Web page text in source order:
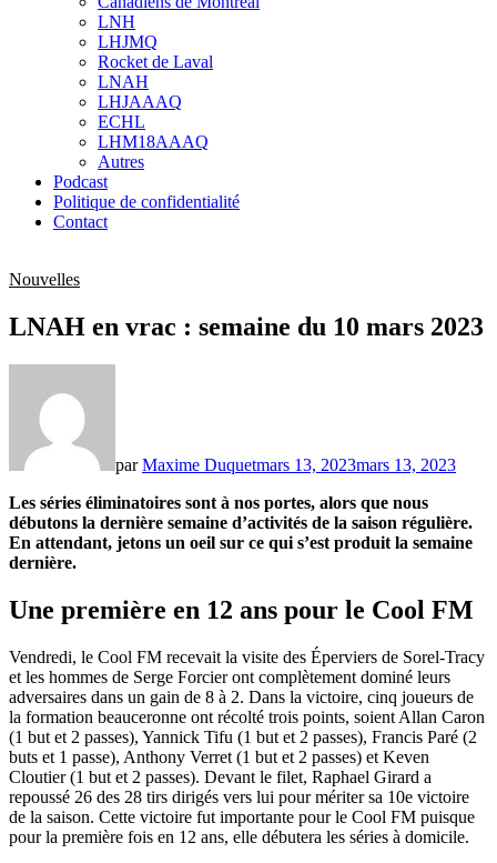
sub
menu
LNH
LHJMQ
Rocket de Laval
LNAH
LHJAAAQ
ECHL
LHM18AAAQ
Autres
Podcast
Politique de confidentialité
Contact
Nouvelles
LNAH en vrac : semaine du 10 mars 2023
parMaxime Duquetmars 13, 2023mars 13, 2023
Les séries éliminatoires sont à nos portes, alors que nous
débutons la dernière semaine d’activités de la saison régulière.
En attendant, jetons un oeil sur ce qui s’est produit la semaine
dernière.
Une première en 12 ans pour le Cool FM
Vendredi, le Cool FM recevait la visite des Éperviers de Sorel-Tracy
et les hommes de Serge Forcier ont complètement dominé leurs
adversaires dans un gain de 8 à 2. Dans la victoire, cinq joueurs de
la formation beauceronne ont récolté trois points, soient Allan Caron
(1 but et 2 passes), Yannick Tifu (1 but et 2 passes), Francis Paré (2
buts et 1 passe), Anthony Verret (1 but et 2 passes) et Keven
Cloutier (1 but et 2 passes). Devant le filet, Raphael Girard a
repoussé 26 des 28 tirs dirigés vers lui pour mériter sa 10e victoire
de la saison. Cette victoire fut importante pour le Cool FM puisque
pour la première fois en 12 ans, elle débutera les séries à domicile.